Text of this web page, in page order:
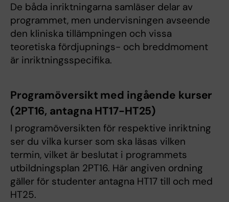
De båda inriktningarna samläser delar av
programmet, men undervisningen avseende
den kliniska tillämpningen och vissa
teoretiska fördjupnings- och breddmoment
är inriktningsspecifika.
Programöversikt med ingående kurser
(2PT16, antagna HT17-HT25)
I programöversikten för respektive inriktning
ser du vilka kurser som ska läsas vilken
termin, vilket är beslutat i programmets
utbildningsplan 2PT16. Här angiven ordning
gäller för studenter antagna HT17 till och med
HT25.